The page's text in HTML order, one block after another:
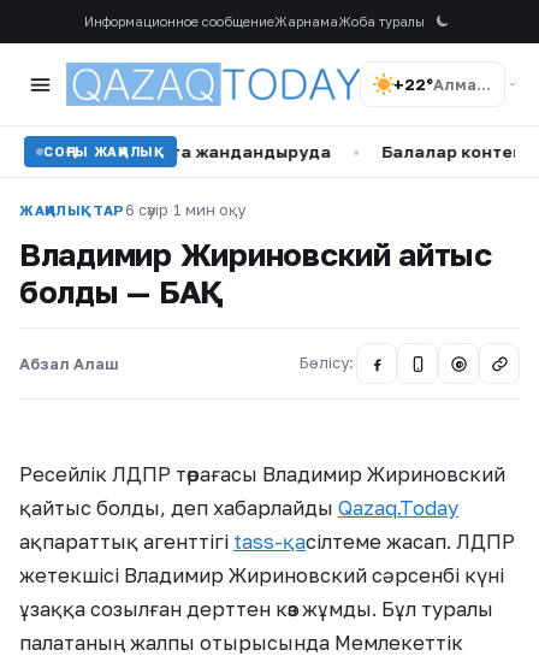
Информационное сообщениеЖарнамаЖоба туралы
+22° Алматы
СОҢҒЫ ЖАҢАЛЫҚ
қайта жандандыруда • Балалар контенті –
ЖАҢАЛЫҚТАР 6 сәуір·1 мин оқу
Владимир Жириновский қайтыс
болды — БАҚ
Абзал Алаш Бөлісу: @
Ресейлік ЛДПР төрағасы Владимир Жириновский
қайтыс болды, деп хабарлайды Qazaq.Today
ақпараттық агенттігі tass-қасілтеме жасап. ЛДПР
жетекшісі Владимир Жириновский сәрсенбі күні
ұзаққа созылған дерттен көз жұмды. Бұл туралы
палатаның жалпы отырысында Мемлекеттік